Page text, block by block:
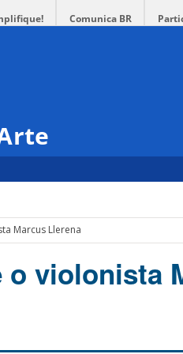
Comunica BR
Marcus Llerena
o violonista